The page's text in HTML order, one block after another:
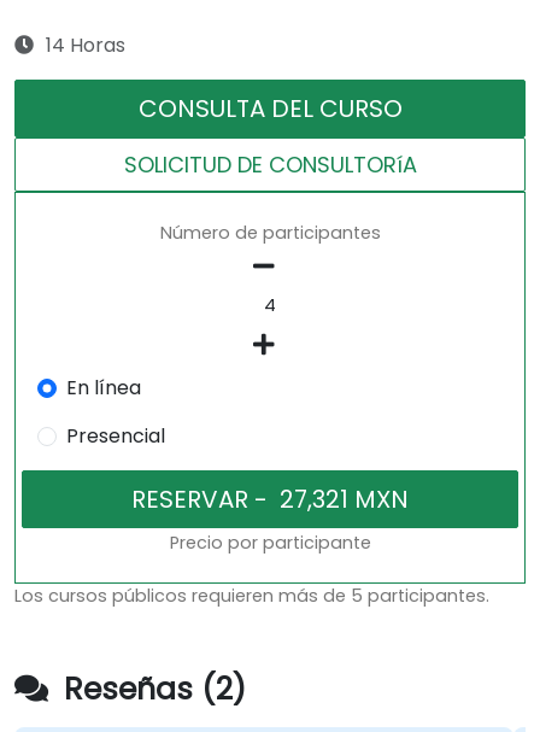
14 Horas
CONSULTA DEL CURSO
SOLICITUD DE CONSULTORíA
Número de participantes
En línea
Presencial
Precio por participante
Los cursos públicos requieren más de 5 participantes.
Reseñas (2)